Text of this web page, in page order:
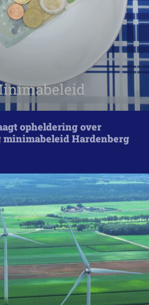
opheldering over
Hardenberg